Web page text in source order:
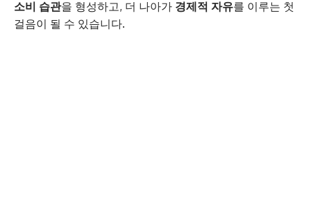
소비 습관을 형성하고, 더 나아가 경제적 자유를 이루는 첫
걸음이 될 수 있습니다.